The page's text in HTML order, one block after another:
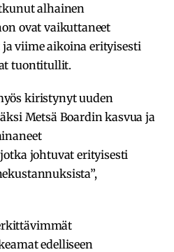
alhainen
ovat vaikuttaneet
viime aikoina erityisesti
tuontitullit.
kiristynyt uuden
Metsä Boardin kasvua ja
johtuvat erityisesti
edelliseen